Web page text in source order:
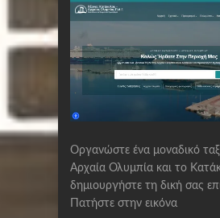
Οργανώστε ένα μοναδικό
Αρχαία Ολυμπία και το
δημιουργήστε τη δική σας
Πατήστε στην εικόνα